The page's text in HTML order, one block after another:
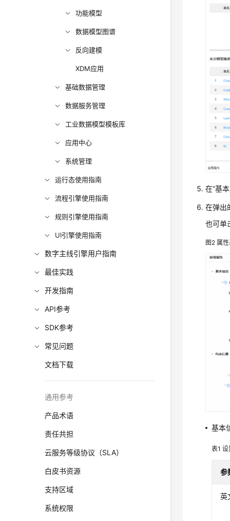
功能模型
数据模型图谱
反向建模
XDM应用
基础数据管理
数据服务管理
工业数据模型模板库
应用中心
系统管理
运行态使用指南
流程引擎使用指南
规则引擎使用指南
UI引擎使用指南
数字主线引擎用户指南
最佳实践
开发指南
API参考
SDK参考
常见问题
文档下载
通用参考
产品术语
责任共担
云服务等级协议（SLA）
白皮书资源
支持区域
系统权限
在“基
在弹出
也可单
图2属
基本
表1设
参
英